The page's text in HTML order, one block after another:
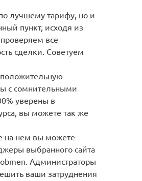
лучшему тарифу, но и
пункт, исходя из
все
сделки. Советуем
с сомнительными
уверены в
вы можете так же
на нем вы можете
выбранного сайта
Администраторы
ваши затруднения